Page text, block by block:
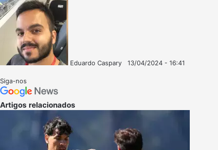
Eduardo Caspary
13/04/2024 - 16:41
Siga-nos
Artigos relacionados